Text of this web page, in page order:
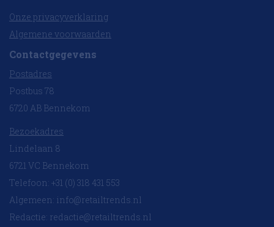
Onze privacyverklaring
Algemene voorwaarden
Contactgegevens
Postadres
Postbus 78
6720 AB Bennekom
Bezoekadres
Lindelaan 8
6721 VC Bennekom
Telefoon: +31 (0) 318 431 553
Algemeen: info@retailtrends.nl
Redactie: redactie@retailtrends.nl